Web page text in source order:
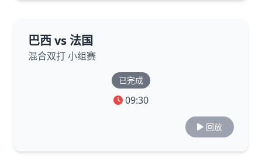
巴西 vs 法国
混合双打 小组赛
已完成
09:30
回放